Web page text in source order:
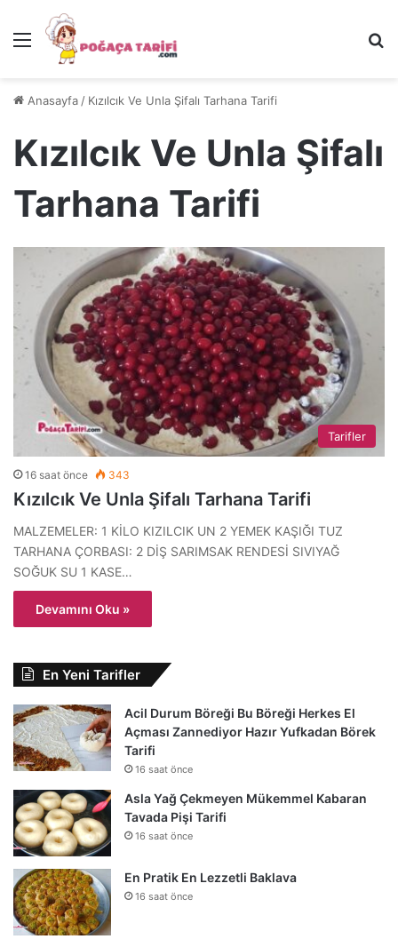
Menü
Anasayfa / Kızılcık Ve Unla Şifalı Tarhana Tarifi
Kızılcık Ve Unla Şifalı
Tarhana Tarifi
Tarifler
16 saat önce 343
Kızılcık Ve Unla Şifalı Tarhana Tarifi
MALZEMELER: 1 KİLO KIZILCIK UN 2 YEMEK KAŞIĞI TUZ
TARHANA ÇORBASI: 2 DİŞ SARIMSAK RENDESİ SIVIYAĞ
SOĞUK SU 1 KASE…
Devamını Oku »
En Yeni Tarifler
Acil Durum Böreği Bu Böreği Herkes El
Açması Zannediyor Hazır Yufkadan Börek
Tarifi
16 saat önce
Asla Yağ Çekmeyen Mükemmel Kabaran
Tavada Pişi Tarifi
16 saat önce
En Pratik En Lezzetli Baklava
16 saat önce